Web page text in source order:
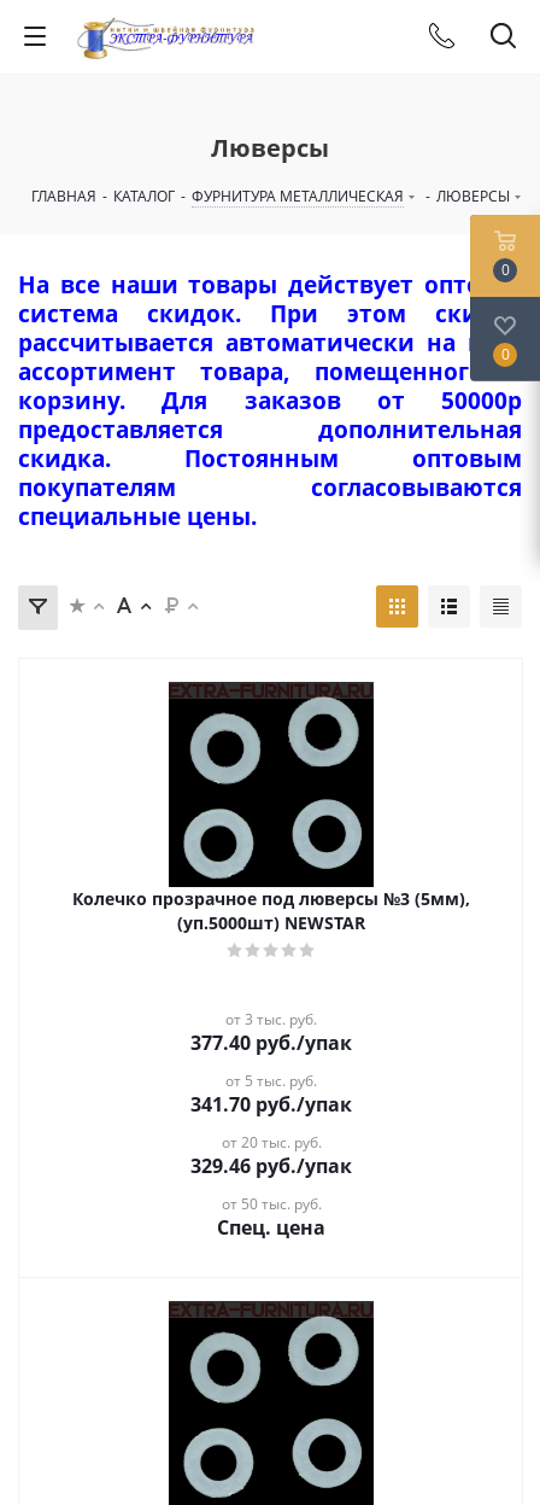
Люверсы
ГЛАВНАЯ - КАТАЛОГ - ФУРНИТУРА МЕТАЛЛИЧЕСКАЯ - ЛЮВЕРСЫ
На все наши товары действует оптовая
система скидок. При этом скидка
рассчитывается автоматически на весь
ассортимент товара, помещенного в
корзину. Для заказов от 50000р
предоставляется дополнительная
скидка. Постоянным оптовым
покупателям согласовываются
специальные цены.
Колечко прозрачное под люверсы №3 (5мм),
(уп.5000шт) NEWSTAR
от 3 тыс. руб.
377.40 руб./упак
от 5 тыс. руб.
341.70 руб./упак
от 20 тыс. руб.
329.46 руб./упак
от 50 тыс. руб.
Спец. цена
0
0